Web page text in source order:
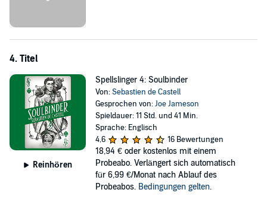
4. Titel
Reinhören
Spellslinger 4: Soulbinder
Von:Sebastien de Castell
Gesprochen von:Joe Jameson
Spieldauer: 11 Std. und 41 Min.
Sprache: Englisch
4,6
16 Bewertungen
18,94 € oder kostenlos mit einem
Probeabo. Verlängert sich automatisch
für 6,99 €/Monat nach Ablauf des
Probeabos. Bedingungen gelten.